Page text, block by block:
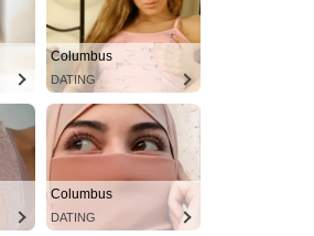
Columbus
DATING
Columbus
DATING